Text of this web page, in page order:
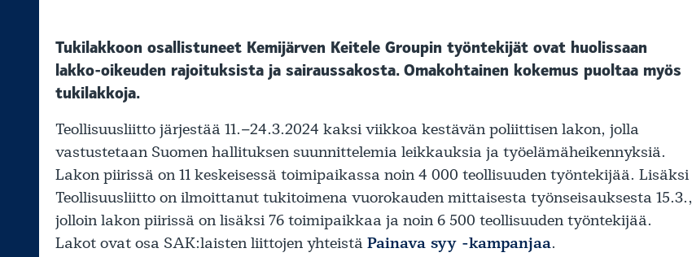
Tukilakkoon osallistuneet Kemijärven Keitele Groupin työntekijät ovat huolissaan
lakko-oikeuden rajoituksista ja sairaussakosta. Omakohtainen kokemus puoltaa myös
tukilakkoja.
Teollisuusliitto järjestää 11.–24.3.2024 kaksi viikkoa kestävän poliittisen lakon, jolla
vastustetaan Suomen hallituksen suunnittelemia leikkauksia ja työelämäheikennyksiä.
Lakon piirissä on 11 keskeisessä toimipaikassa noin 4 000 teollisuuden työntekijää. Lisäksi
Teollisuusliitto on ilmoittanut tukitoimena vuorokauden mittaisesta työnseisauksesta 15.3.,
jolloin lakon piirissä on lisäksi 76 toimipaikkaa ja noin 6 500 teollisuuden työntekijää.
Lakot ovat osa SAK:laisten liittojen yhteistä Painava syy -kampanjaa.